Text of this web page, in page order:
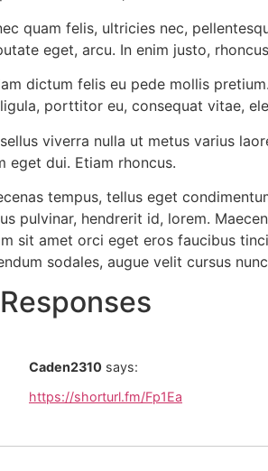
quam felis, ultricies nec,
eget, arcu. In enim justo,
dictum felis eu pede mollis
porttitor eu, consequat vitae,
viverra nulla ut metus varius
eget dui. Etiam rhoncus.
tempus, tellus eget
pulvinar, hendrerit id, lorem.
sit amet orci eget eros faucibus
sodales, augue velit cursus
Caden2310 says:
https://shorturl.fm/Fp1Ea